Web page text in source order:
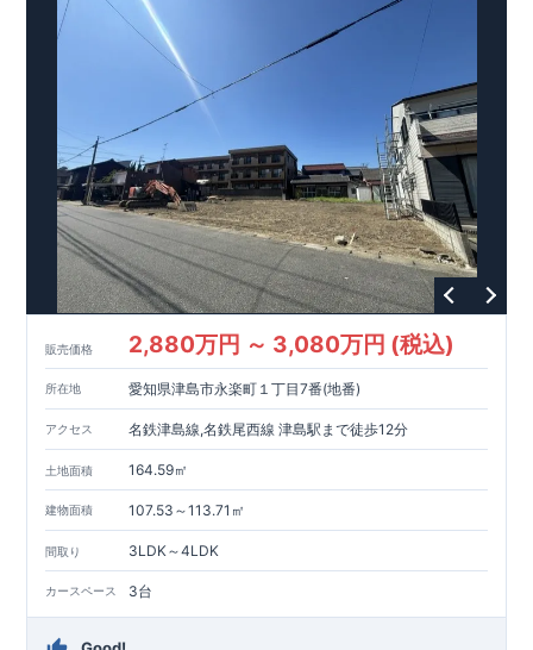
プランを提供いたします。
・不要な中間マージンを抑えること
で、コストダウンに努めています。
取得。建築基準法で定められた、｢数百年に一度発生する地震に
対して、倒壊、崩壊しない。｣という基準から、さらに
を達成しています。
ブルーミングガーデンが選ばれる理由
​↓ クリックすると詳
細ページが表示されます
​住みたい家を実現化
など、暮らしを豊かにするさまざまな空間アイ
デア。作り手である私たち自身が一人の生活者としての視点を
「こんな家に住みたい」というイメージを次々と具現
化しています。
​外観デザインへのこだわり】
・デザインテイストごとにサブ
意匠性の高い住宅を、よりわかりやすく、
手の届きやすい形でご提案していきます。
安心・充実のア
フターサポート
】 ​ ・東栄住宅では、お引渡し後 最大10回の無料
定期点検と、60年間の品質保証を実施。お引渡しからが本当の
お付き合いだと考え、アフターサービスを外部の業者に委託せ
ず、東栄住宅グループ「東栄ホームサービス株式会社」にて責
任をもって対応いたします。​
GOOD DESIGN AWARD2024 東栄住宅​ は、この度2024年度
グッドデザイン賞
を3プロジェクト同時受賞いたしました。
↓ クリックすると詳細ページが表示されます
木造住宅用制震ダンパー / 東栄セーフティダンパー
地盤改良工法 / R-Evolve パイル
宅地開発手法 / 簡単に地図から消せる道
スマートフォンで見やすい特設サイトはこちら
販売価格 2,880万円 ～ 3,080万円 (税込)
所在地 愛知県津島市永楽町１丁目7番(地番)
アクセス 名鉄津島線,名鉄尾西線 津島駅まで徒歩12分
土地面積 164.59㎡
建物面積 107.53～113.71㎡
間取り 3LDK～4LDK
カースペース 3台